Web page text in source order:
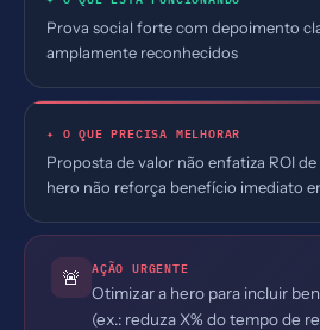
Prova social forte com depoimento
amplamente reconhecidos
✦ O QUE PRECISA MELHORAR
Proposta de valor não enfatiza ROI
hero não reforça benefício imediato
🚨 AÇÃO URGENTE
Otimizar a hero para incluir
(ex.: reduza X% do tempo de